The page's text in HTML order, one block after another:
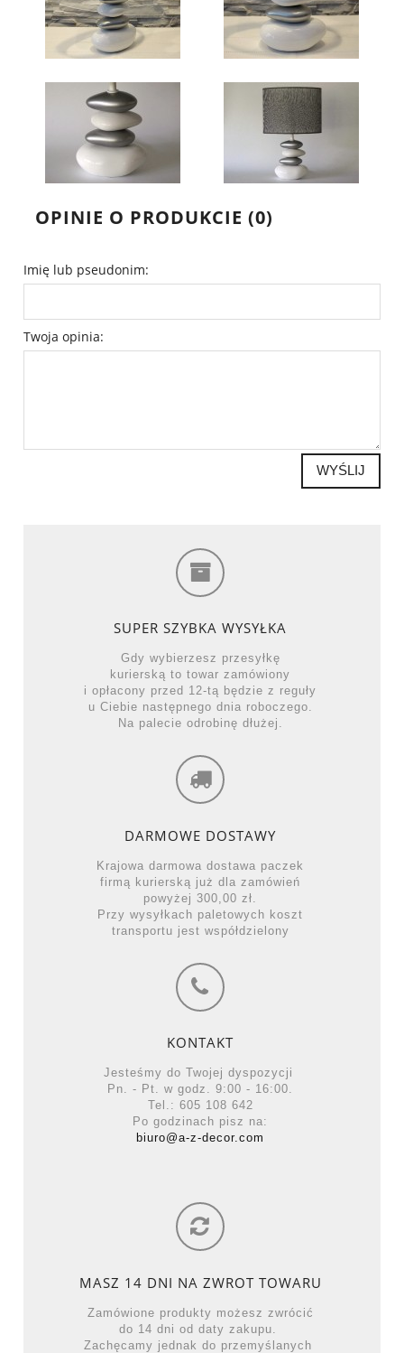
OPINIE O PRODUKCIE (0)
Imię lub pseudonim:
Twoja opinia:
WYŚLIJ
SUPER SZYBKA WYSYŁKA
Gdy wybierzesz przesyłkę
kurierską to towar zamówiony
i opłacony przed 12-tą będzie z reguły
u Ciebie następnego dnia roboczego.
Na palecie odrobinę dłużej.
DARMOWE DOSTAWY
Krajowa darmowa dostawa paczek
firmą kurierską już dla zamówień
powyżej 300,00 zł.
Przy wysyłkach paletowych koszt
transportu jest współdzielony
KONTAKT
Jesteśmy do Twojej dyspozycji
Pn. - Pt. w godz. 9:00 - 16:00.
Tel.: 605 108 642
Po godzinach pisz na:
biuro@a-z-decor.com
MASZ 14 DNI NA ZWROT TOWARU
Zamówione produkty możesz zwrócić
do 14 dni od daty zakupu.
Zachęcamy jednak do przemyślanych